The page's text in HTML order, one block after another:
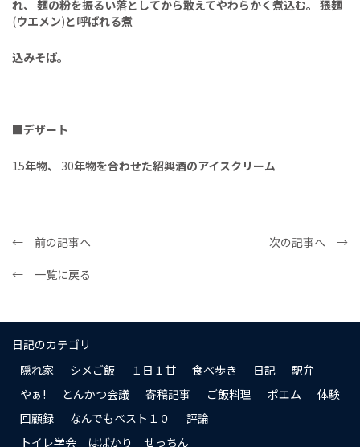
れ、
麺の粉を振るい落としてから敢えてやわらかく煮込む。 猥麺
(ウエメン)と呼ばれる煮
込みそば。
■デザート
15年物、 30年物を合わせた紹興酒のアイスクリーム
← 前の記事へ
次の記事へ →
← 一覧に戻る
日記のカテゴリ
隠れ家
シメご飯 １日１甘 食べ歩き 日記
駅弁
やぁ!
とんかつ会議 寄稿記事 ご飯料理 ポエム
体験
回顧録
なんでもベスト１０
評論
トイレ学会 はばかり せっちん